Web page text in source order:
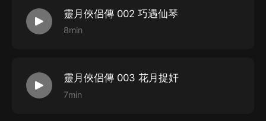
靈月俠侶傳 002 巧遇仙琴
8min
靈月俠侶傳 003 花月捉奸
7min